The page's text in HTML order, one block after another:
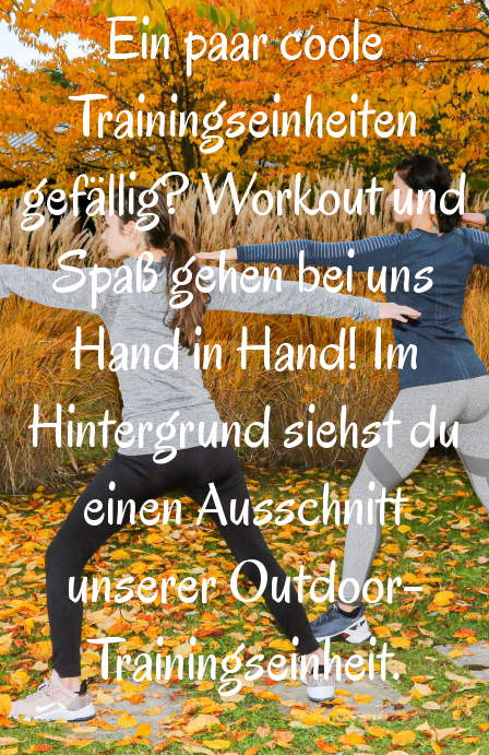
Ein paar coole
Trainingseinheiten
gefällig? Workout und
Spaß gehen bei uns
Hand in Hand! Im
Hintergrund siehst du
einen Ausschnitt
unserer Outdoor-
Trainingseinheit.